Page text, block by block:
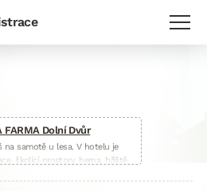
FARMA Dolní Dvůr
na samotě u lesa. V hotelu je
školící prostory, herna, hřiště